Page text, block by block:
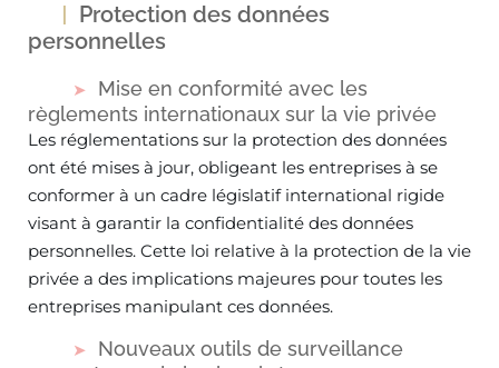
Protection des données
personnelles
Mise en conformité avec les
règlements internationaux sur la vie privée
Les réglementations sur la protection des données
ont été mises à jour, obligeant les entreprises à se
conformer à un cadre législatif international rigide
visant à garantir la confidentialité des données
personnelles. Cette loi relative à la protection de la vie
privée a des implications majeures pour toutes les
entreprises manipulant ces données.
Nouveaux outils de surveillance